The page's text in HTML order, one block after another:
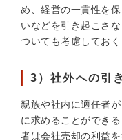
め、経営の一貫性を
いなどを引き起こさ
ついても考慮しておく
3）社外への引
親族や社内に適任者
に求めることができ
者は会社売却の利益